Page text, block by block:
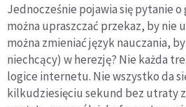
Jednocześnie pojawia się pytanie
można upraszczać przekaz, by nie
można zmieniać język nauczania,
niechcący) w herezję? Nie każda
logice internetu. Nie wszystko da
kilkudziesięciu sekund bez utraty